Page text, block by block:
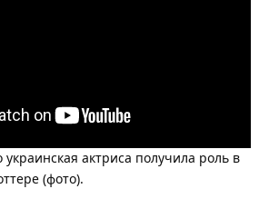
украинская актриса получила роль в
(фото).